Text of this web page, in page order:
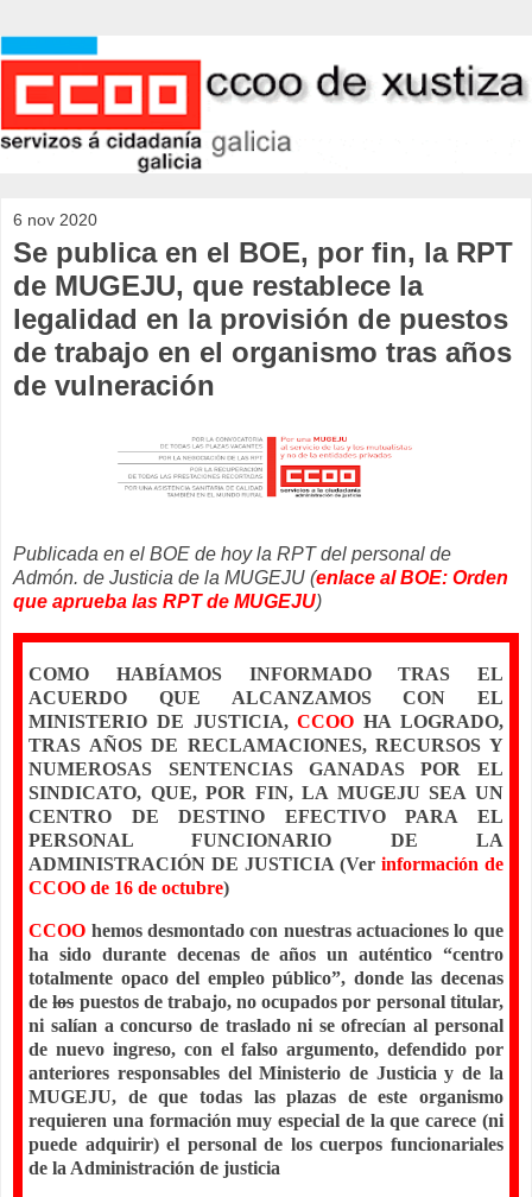
6 nov 2020
Se publica en el BOE, por fin, la RPT
de MUGEJU, que restablece la
legalidad en la provisión de puestos
de trabajo en el organismo tras años
de vulneración
Publicada en el BOE de hoy la RPT del personal de
Admón. de Justicia de la MUGEJU (enlace al BOE: Orden
que aprueba las RPT de MUGEJU)
COMO HABÍAMOS INFORMADO TRAS EL
ACUERDO QUE ALCANZAMOS CON EL
MINISTERIO DE JUSTICIA,CCOOHA LOGRADO,
TRAS AÑOS DE RECLAMACIONES, RECURSOS Y
NUMEROSAS SENTENCIAS GANADAS POR EL
SINDICATO, QUE, POR FIN, LA MUGEJU SEA UN
CENTRO DE DESTINO EFECTIVO PARA EL
PERSONAL FUNCIONARIO DE LA
ADMINISTRACIÓN DE JUSTICIA (Ver información de
CCOO de 16 de octubre)
CCOO hemos desmontado con nuestras actuaciones lo que
ha sido durante decenas de años un auténtico “centro
totalmente opaco del empleo público”, donde las decenas
delos puestos de trabajo,no ocupados por personal titular,
ni salían a concurso de traslado ni se ofrecían al personal
de nuevo ingreso, con el falso argumento, defendido por
anteriores responsables del Ministerio de Justicia y de la
MUGEJU, de que todas las plazas de este organismo
requieren una formación muy especial de la que carece (ni
puede adquirir) el personal de los cuerpos funcionariales
de la Administración de justicia